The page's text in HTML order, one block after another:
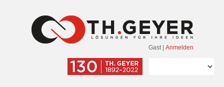
Gast Anmelden